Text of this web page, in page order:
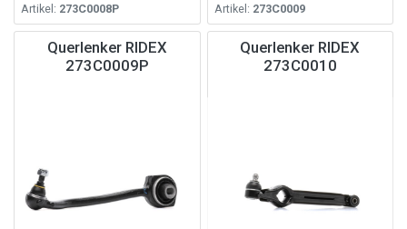
Artikel: 273C0008P
Artikel: 273C0009
Querlenker RIDEX
273C0009P
Querlenker RIDEX
273C0010